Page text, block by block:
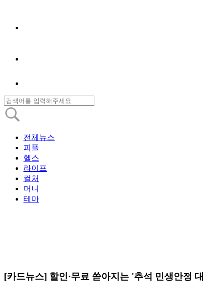
전체뉴스
피플
헬스
라이프
컬처
머니
테마
[카드뉴스] 할인·무료 쏟아지는 '추석 민생안정 대